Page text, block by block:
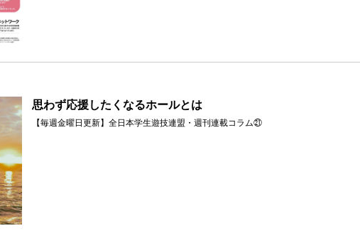
思わず応援したくなるホールとは
【毎週金曜日更新】全日本学生遊技連盟・週刊連載コラム㉑